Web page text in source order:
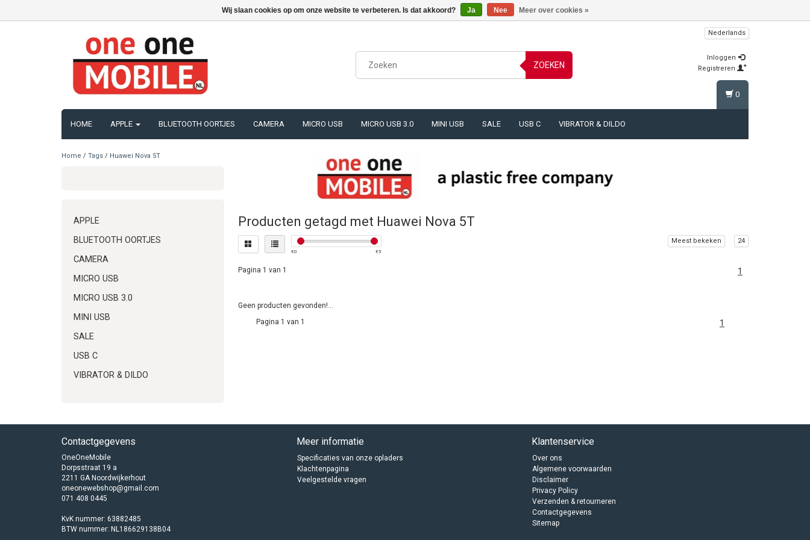
ZOEKEN
Nederlands
Inloggen
Registreren
HOME APPLE BLUETOOTH OORTJES CAMERA MICRO USB MICRO USB 3.0 MINI USB SALE USB C VIBRATOR & DILDO
0
Home / Tags / Huawei Nova 5T
APPLE
BLUETOOTH OORTJES
CAMERA
MICRO USB
MICRO USB 3.0
MINI USB
SALE
USB C
VIBRATOR & DILDO
Producten getagd met Huawei Nova 5T
€0 €5
Meest bekeken 24
Pagina 1 van 1 1
Geen producten gevonden!...
Pagina 1 van 1
1
Contactgegevens
OneOneMobile
Dorpsstraat 19 a
2211 GA Noordwijkerhout
oneonewebshop@gmail.com
071 408 0445
KvK nummer: 63882485
BTW nummer: NL186629138B04
Meer informatie
Specificaties van onze opladers
Klachtenpagina
Veelgestelde vragen
Klantenservice
Over ons
Algemene voorwaarden
Disclaimer
Privacy Policy
Verzenden & retourneren
Contactgegevens
Sitemap
Wij slaan cookies op om onze website te verbeteren. Is dat akkoord? Ja Nee Meer over cookies »